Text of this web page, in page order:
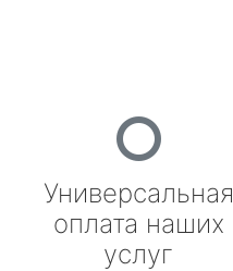
Универсальная
оплата наших
услуг